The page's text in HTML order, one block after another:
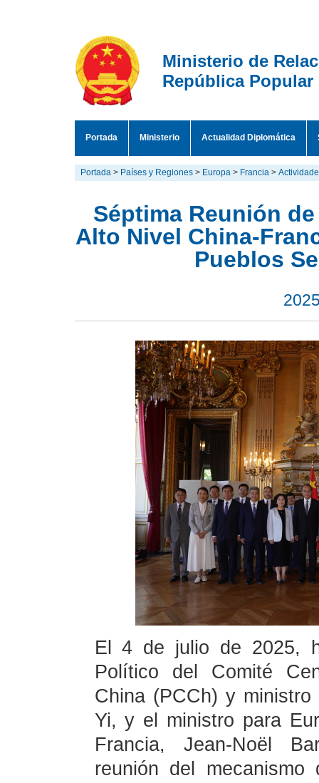
Ministerio de
República Popular
Portada Ministerio Actualidad Diplomática
Portada > Países y Regiones > Europa > Francia >
Séptima Reunión
Alto Nivel China-
Pueblos
El 4 de julio de 2025,
Político del Comité
China (PCCh) y
Yi, y el ministro para
Francia, Jean-Noël
reunión del